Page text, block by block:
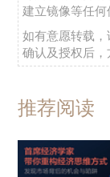
建立镜像等任何
如有意愿转载
确认及授权后，
推荐阅读